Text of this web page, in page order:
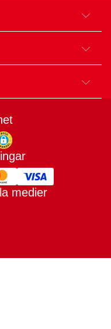
Trygg E-handel
medier
DK Facebook
SE LinkIn